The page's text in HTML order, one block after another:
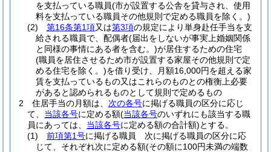
を支払っている職員(市が設置する公舎を貸与され、使用
料を支払っている職員その他規則で定める職員を除く。)
(2)
第16条第1項又は第3項の規定により単身赴任手当を支
給される職員で、配偶者(届出をしないが事実上婚姻関係
と同様の事情にある者を含む。)が居住するための住宅
(職員を居住させるため市が設置する家屋その他規則で定
める住宅を除く。)を借り受け、月額16,000円を超える家
賃を支払っているもの又はこれらのものとの権衡上必要
があると認められるものとして規則で定めるもの
2
住居手当の月額は、 次の各号に掲げる職員の区分に応じ
て、 当該各号に定める額(当該各号のいずれにも該当する職
員にあっては、 当該各号に定める額の合計額)とする。
(1)
前項第1号に掲げる職員 次に掲げる職員の区分に応
じて、それぞれ次に定める額(その額に100円未満の端数